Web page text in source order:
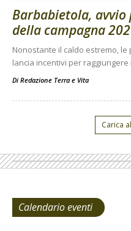
Barbabietola, avvio
della campagna
Nonostante il caldo estremo,
lancia incentivi per
Di Redazione Terra e Vita
Carica
Calendario eventi